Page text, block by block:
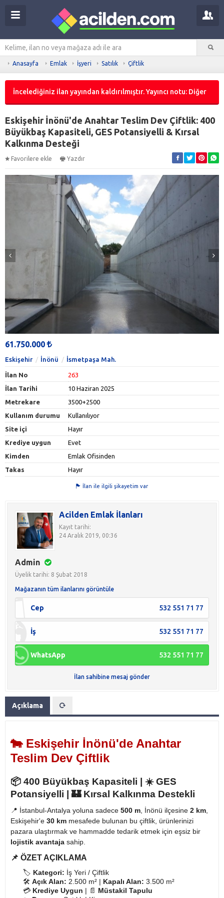
Anasayfa Emlak İşyeri Satılık Çiftlik
İncelediğiniz ilan yayından kaldırılmıştır. Yayıncı notu: Diğer
Eskişehir İnönü'de Anahtar Teslim Dev Çiftlik: 400
Büyükbaş Kapasiteli, GES Potansiyelli & Kırsal
Kalkınma Desteği
Favorilere ekle Yazdır
61.750.000
Eskişehir İnönü İsmetpaşa Mah.
İlan No
263
İlan Tarihi
10 Haziran 2025
Metrekare
3500+2500
Kullanım durumu
Kullanılıyor
Site içi
Hayır
Krediye uygun
Evet
Kimden
Emlak Ofisinden
Takas
Hayır
İlan ile ilgili şikayetim var
Acilden Emlak İlanları
Kayıt tarihi:
24 Aralık 2019, 00:36
Admin
Üyelik tarihi: 8 Şubat 2018
Mağazanın tüm ilanlarını görüntüle
Cep 532 551 71 77
İş 532 551 71 77
WhatsApp 532 551 71 77
İlan sahibine mesaj gönder
Açıklama
🐄 Eskişehir İnönü'de Anahtar
Teslim Dev Çiftlik
📦 400 Büyükbaş Kapasiteli | ☀️ GES
Potansiyelli | 🏰️ Kırsal Kalkınma Destekli
📍 İstanbul-Antalya yoluna sadece 500 m , İnönü ilçesine 2 km
Eskişehir'e 30 km mesafede bulunan bu çiftlik, ürünlerinizi
pazara ulaştırmak ve hammadde tedarik etmek için eşsiz bir
lojistik avantaja sahip.
📌 ÖZET AÇIKLAMA
🏷️ Kategori: İş Yeri / Çiftlik
🛠️ Açık Alan: 2.500 m² | Kapalı Alan: 3.500 m²
💳 Krediye Uygun | 📄 Müstakil Tapulu